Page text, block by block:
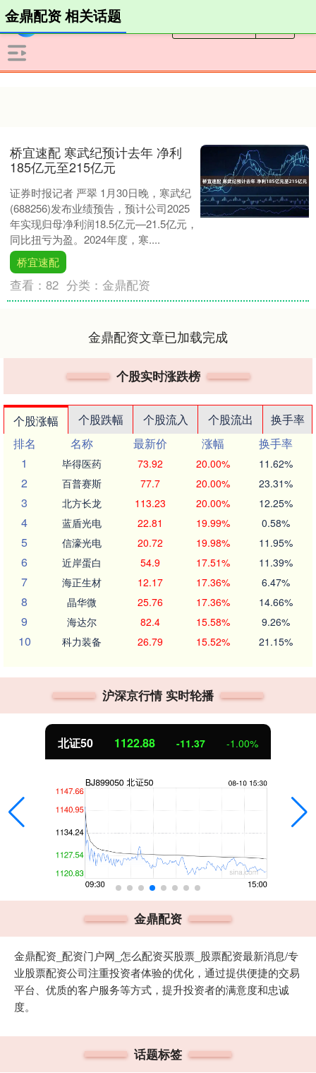
金鼎配资 相关话题
桥宜速配 寒武纪预计去年 净利
185亿元至215亿元
证券时报记者 严翠 1月30日晚，寒武纪
(688256)发布业绩预告，预计公司2025
年实现归母净利润18.5亿元—21.5亿元，
同比扭亏为盈。2024年度，寒....
桥宜速配
查看：82 分类：金鼎配资
金鼎配资文章已加载完成
个股实时涨跌榜
个股涨幅 个股跌幅 个股流入 个股流出
换手率
排名
名称 最新价 涨幅
换手率
1
毕得医药 73.92 20.00% 11.62%
2 百普赛斯 77.7 20.00% 23.31%
3 北方长龙 113.23 20.00% 12.25%
4 蓝盾光电 22.81 19.99% 0.58%
5 信濠光电 20.72 19.98% 11.95%
6 近岸蛋白 54.9 17.51% 11.39%
7 海正生材 12.17 17.36% 6.47%
8 晶华微 25.76 17.36% 14.66%
9 海达尔 82.4 15.58% 9.26%
10 科力装备 26.79 15.52% 21.15%
沪深京行情 实时轮播
北证50 1122.88 -11.37 -1.00%
金鼎配资
金鼎配资_配资门户网_怎么配资买股票_股票配资最新消息/专
业股票配资公司注重投资者体验的优化，通过提供便捷的交易
平台、优质的客户服务等方式，提升投资者的满意度和忠诚
度。
话题标签